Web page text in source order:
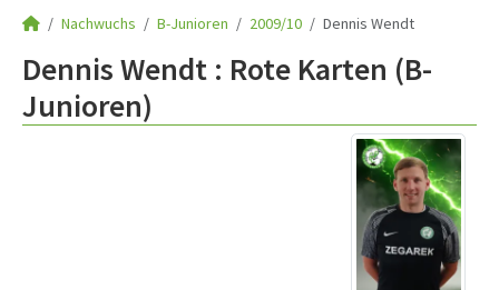
Nachwuchs B-Junioren 2009/10 Dennis Wendt
Dennis Wendt : Rote Karten (B-
Junioren)